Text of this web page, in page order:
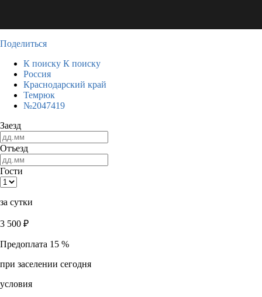
Поделиться
К поиску К поиску
Россия
Краснодарский край
Темрюк
№2047419
Заезд
Отъезд
Гости
за сутки
3 500 ₽
Предоплата 15 %
при заселении сегодня
условия